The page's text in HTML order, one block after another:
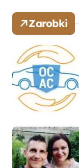
Zarobki